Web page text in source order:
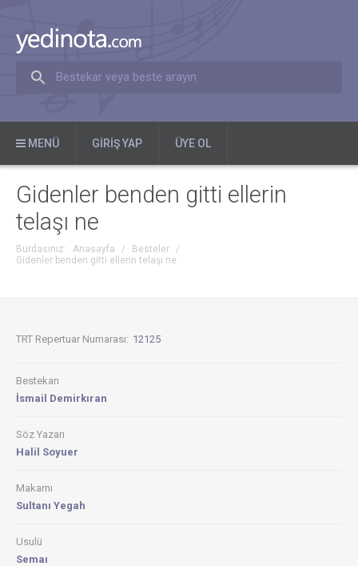
Bestekar veya beste arayın
MENÜ GIRIŞ YAP ÜYE OL
Gidenler benden gitti ellerin
telaşı ne
Burdasınız: Anasayfa / Besteler
/
Gidenler benden gitti ellerin telaşı ne
TRT Repertuar Numarası: 12125
Bestekarı
İsmail Demirkıran
Söz Yazarı
Halil Soyuer
Makamı
Sultanı Yegah
Usulü
Semaı